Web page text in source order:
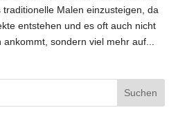
Malen einzusteigen, da
entstehen und es oft auch nicht
sondern viel mehr auf...